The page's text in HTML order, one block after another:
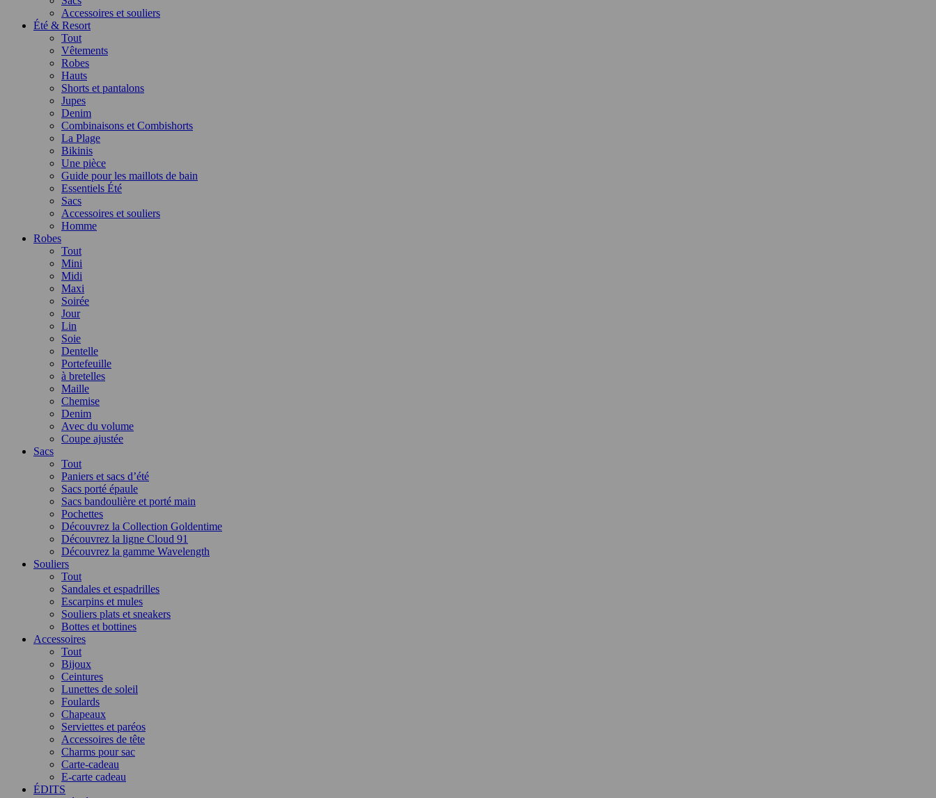
Accessoires et souliers
Été & Resort
Tout
Vêtements
Robes
Hauts
Shorts et pantalons
Jupes
Denim
Combinaisons et Combishorts
La Plage
Bikinis
Une pièce
Guide pour les maillots de bain
Essentiels Été
Sacs
Accessoires et souliers
Homme
Robes
Tout
Mini
Midi
Maxi
Soirée
Jour
Lin
Soie
Dentelle
Portefeuille
à bretelles
Maille
Chemise
Denim
Avec du volume
Coupe ajustée
Sacs
Tout
Paniers et sacs d’été
Sacs porté épaule
Sacs bandoulière et porté main
Pochettes
Découvrez la Collection Goldentime
Découvrez la ligne Cloud 91
Découvrez la gamme Wavelength
Souliers
Tout
Sandales et espadrilles
Escarpins et mules
Souliers plats et sneakers
Bottes et bottines
Accessoires
Tout
Bijoux
Ceintures
Lunettes de soleil
Foulards
Chapeaux
Serviettes et paréos
Accessoires de tête
Charms pour sac
Carte-cadeau
E-carte cadeau
ÉDITS